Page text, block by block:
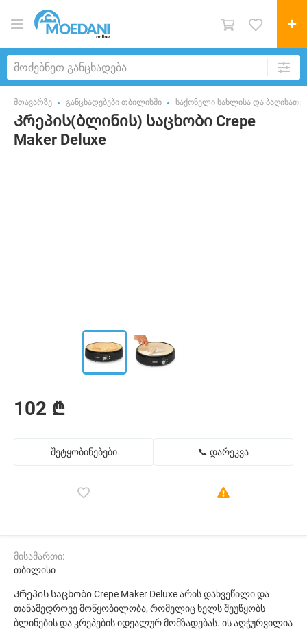
მთავარზე განცხადებები თბილისში საქონელი სახლისა და
Კრეპის(ბლინის) საცხობი Crepe
Maker Deluxe
102 ₾
შეტყობინებები 📞 დარეკვა
მისამართი:
თბილისი
Კრეპის საცხობი Crepe Maker Deluxe არის დახვეწილი და
თანამედროვე მოწყობილობა, რომელიც ხელს შეუწყობს
ბლინების და კრეპების იდეალურ მომზადებას. ის აღჭურვილია